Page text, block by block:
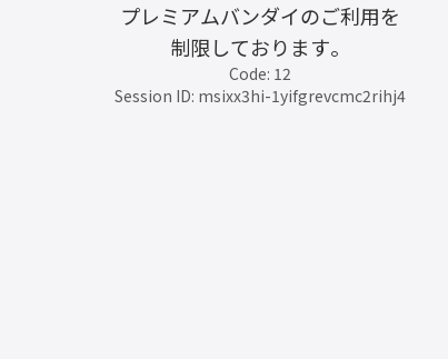
プレミアムバンダイのご利用を
制限しております。
Code: 12
Session ID: msixx3hi-1yifgrevcmc2rihj4